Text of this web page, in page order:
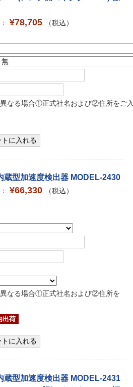
¥78,705
（税込）
なる場合①正式社名および②住所をご
蔵型加速度検出器 MODEL-2430
¥66,330 （税込）
なる場合①正式社名および②住所を
出荷
蔵型加速度検出器 MODEL-2431